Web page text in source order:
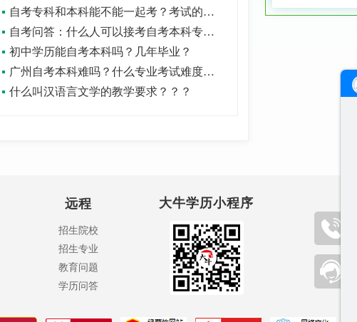
自考专科和本科能不能一起考？考试的时候考试时间会不会有冲突？
自考问答：什么人可以接考自考本科专业？
初中学历能自考本科吗？几年毕业？
广州自考本科难吗？什么专业考试难度比较低？
什么叫汉语言文学的教学要求？？？
远程
招生院校
招生专业
教育问题
学历问答
大牛学历小程序